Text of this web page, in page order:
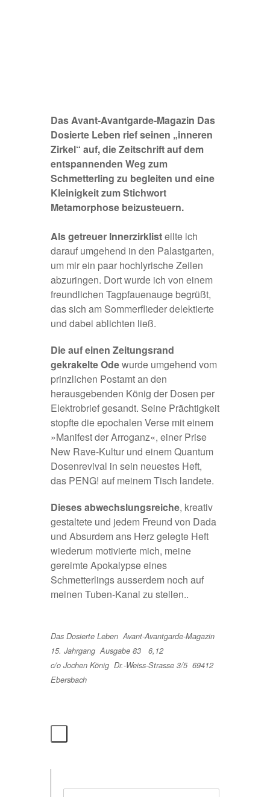
Das Avant-Avantgarde-Magazin Das
Dosierte Leben rief seinen „inneren
Zirkel“ auf, die Zeitschrift auf dem
entspannenden Weg zum
Schmetterling zu begleiten und eine
Kleinigkeit zum Stichwort
Metamorphose beizusteuern.
Als getreuer Innerzirklisteilte ich
darauf umgehend in den Palastgarten,
um mir ein paar hochlyrische Zeilen
abzuringen. Dort wurde ich von einem
freundlichen Tagpfauenauge begrüßt,
das sich am Sommerflieder delektierte
und dabei ablichten ließ.
Die auf einen Zeitungsrand
gekrakelte Odewurde umgehend vom
prinzlichen Postamt an den
herausgebenden König der Dosen per
Elektrobrief gesandt. Seine Prächtigkeit
stopfte die epochalen Verse mit einem
»Manifest der Arroganz«, einer Prise
New Rave-Kultur und einem Quantum
Dosenrevival in sein neuestes Heft,
das PENG! auf meinem Tisch landete.
Dieses abwechslungsreiche, kreativ
gestaltete und jedem Freund von Dada
und Absurdem ans Herz gelegte Heft
wiederum motivierte mich, meine
gereimte Apokalypse eines
Schmetterlings ausserdem noch auf
meinen Tuben-Kanal zu stellen..
Das Dosierte Leben  Avant-Avantgarde-Magazin
15. Jahrgang  Ausgabe 83   6,12
c/o Jochen König  Dr.-Weiss-Strasse 3/5  69412
Ebersbach